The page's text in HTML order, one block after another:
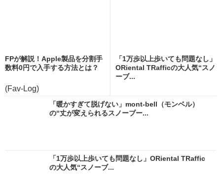
FPが解説！Apple製品を分割手
数料0円で入手する方法とは？
(Fav-Log)
「1万歩以上歩いても問題なし」
ORiental TRafficの大人気“スノ
ーブ...
「暖かすぎて脱げない」mont-bell（モンベル）
の“丈が変えられるスノーブー...
「1万歩以上歩いても問題なし」ORiental TRaffic
の大人気“スノーブ...